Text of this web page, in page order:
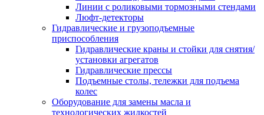
Линии с роликовыми тормозными стендами
Люфт-детекторы
Гидравлические и грузоподъемные
приспособления
Гидравлические краны и стойки для снятия/
установки агрегатов
Гидравлические прессы
Подъемные столы, тележки для подъема
колес
Оборудование для замены масла и
технологических жидкостей